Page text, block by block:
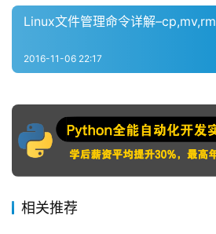
Linux文件管理命令详解–cp,mv,rm
2016-11-06 22:17
相关推荐